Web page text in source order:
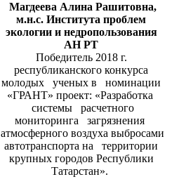
Магдеева Алина Рашитовна,
м.н.с. Института проблем
экологии и недропользования
АН РТ
Победитель 2018 г.
республиканского конкурса
молодых ученых в номинации
«ГРАНТ» проект: «Разработка
системы расчетного
мониторинга загрязнения
атмосферного воздуха выбросами
автотранспорта на территории
крупных городов Республики
Татарстан».